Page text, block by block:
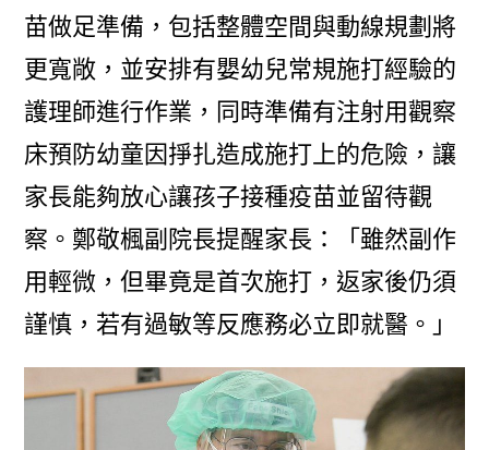
苗做足準備，包括整體空間與動線規劃將
更寬敞，並安排有嬰幼兒常規施打經驗的
護理師進行作業，同時準備有注射用觀察
床預防幼童因掙扎造成施打上的危險，讓
家長能夠放心讓孩子接種疫苗並留待觀
察。鄭敬楓副院長提醒家長：「雖然副作
用輕微，但畢竟是首次施打，返家後仍須
謹慎，若有過敏等反應務必立即就醫。」